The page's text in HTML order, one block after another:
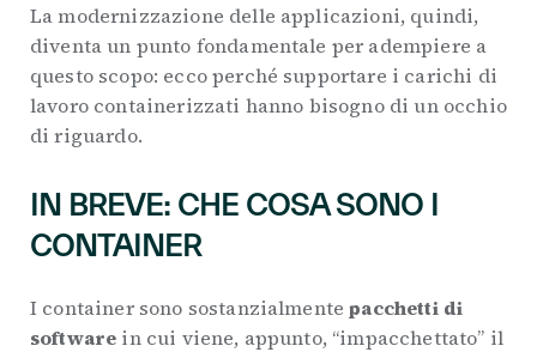
La modernizzazione delle applicazioni, quindi,
diventa un punto fondamentale per adempiere a
questo scopo: ecco perché supportare i carichi di
lavoro containerizzati hanno bisogno di un occhio
di riguardo.
IN BREVE: CHE COSA SONO I
CONTAINER
I container sono sostanzialmentepacchetti di
software in cui viene, appunto, “impacchettato” il